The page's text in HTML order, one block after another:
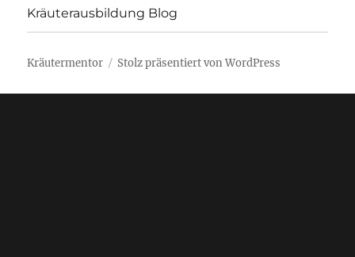
Kräuterausbildung Blog
Kräutermentor Stolz präsentiert von WordPress